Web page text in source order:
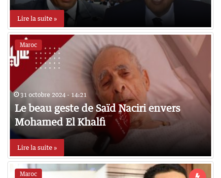
Lire la suite »
Maroc
31 octobre 2024 - 14:21
Le beau geste de Saïd Naciri envers
Mohamed El Khalfi
Lire la suite »
Maroc